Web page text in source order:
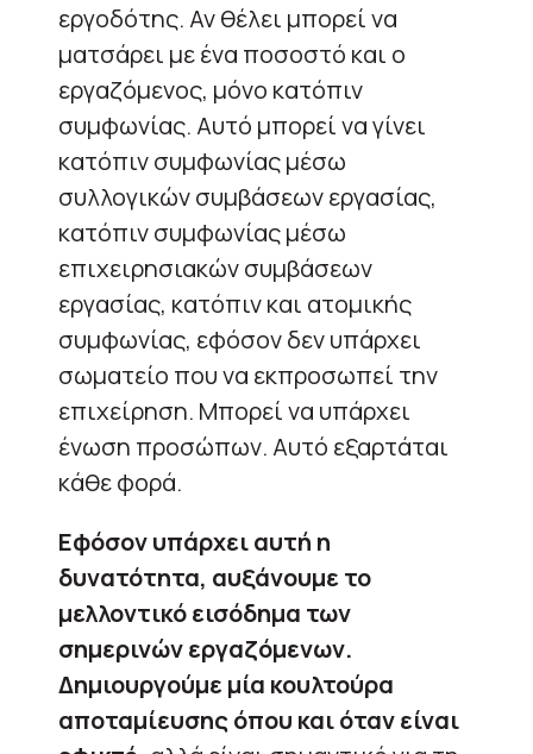
εργοδότης. Αν θέλει μπορεί να
ματσάρει με ένα ποσοστό και ο
εργαζόμενος, μόνο κατόπιν
συμφωνίας. Αυτό μπορεί να γίνει
κατόπιν συμφωνίας μέσω
συλλογικών συμβάσεων εργασίας,
κατόπιν συμφωνίας μέσω
επιχειρησιακών συμβάσεων
εργασίας, κατόπιν και ατομικής
συμφωνίας, εφόσον δεν υπάρχει
σωματείο που να εκπροσωπεί την
επιχείρηση. Μπορεί να υπάρχει
ένωση προσώπων. Αυτό εξαρτάται
κάθε φορά.
Εφόσον υπάρχει αυτή η
δυνατότητα, αυξάνουμε το
μελλοντικό εισόδημα των
σημερινών εργαζόμενων.
Δημιουργούμε μία κουλτούρα
αποταμίευσης όπου και όταν είναι